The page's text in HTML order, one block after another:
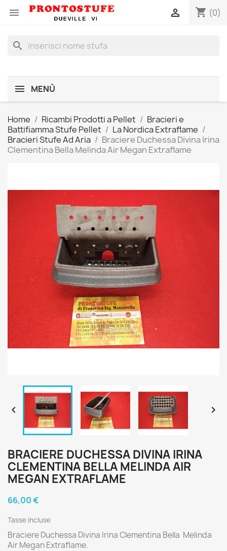
 shopping_cart (0)

search
MENÙ
Home Ricambi Prodotti a Pellet
Bracieri e
Battifiamma Stufe Pellet
La Nordica Extraflame
Bracieri Stufe Ad Aria
Braciere Duchessa Divina Irina
Clementina Bella Melinda Air Megan Extraflame
 
BRACIERE DUCHESSA DIVINA IRINA
CLEMENTINA BELLA MELINDA AIR
MEGAN EXTRAFLAME
66,00 €
Tasse incluse
Braciere Duchessa Divina Irina Clementina Bella Melinda
Air Megan Extraflame.